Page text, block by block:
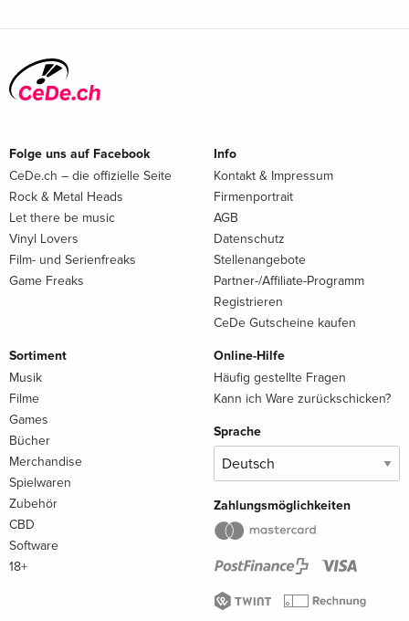
Folge uns auf Facebook
CeDe.ch – die offizielle Seite
Rock & Metal Heads
Let there be music
Vinyl Lovers
Film- und Serienfreaks
Game Freaks
Info
Kontakt & Impressum
Firmenportrait
AGB
Datenschutz
Stellenangebote
Partner-/Affiliate-Programm
Registrieren
CeDe Gutscheine kaufen
Sortiment
Musik
Filme
Games
Bücher
Merchandise
Spielwaren
Zubehör
CBD
Software
18+
Online-Hilfe
Häufig gestellte Fragen
Kann ich Ware zurückschicken?
Sprache
Zahlungsmöglichkeiten